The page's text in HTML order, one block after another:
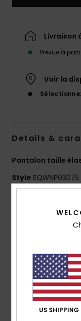
Livraison
Prévue à
Voir la
Details &
Pantalon taille
Style EQWNP03075
100
boutonnée
Poches :
plaquées à
Autre :motif
US SHIPPING